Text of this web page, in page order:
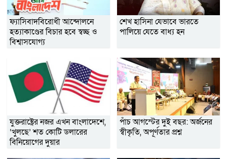
ফ্যাসিবাদবিরোধী আন্দোলনে
হত্যাকাণ্ডের বিচার হবে স্বচ্ছ ও
বিশ্বাসযোগ্য
শেখ হাসিনা যেভাবে ভারতে
পালিয়ে যেতে বাধ্য হন
যুক্তরাষ্ট্রের নজর এখন বাংলাদেশে,
‘খুলছে’ শত কোটি ডলারের
বিনিয়োগের দুয়ার
পাঁচ আগস্টের দুই বছর: অর্জনের
স্বীকৃতি, অপূর্ণতার প্রশ্ন